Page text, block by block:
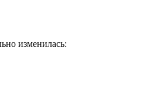
изменилась: